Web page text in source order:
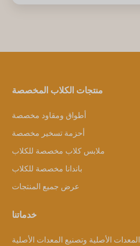
منتجات الكلاب المخصصة
أطواق ومقاود مخصصة
أحزمة تسخير مخصصة
ملابس كلاب مخصصة للكلاب
باندانا مخصصة للكلاب
عرض جميع المنتجات
خدماتنا
الأصلية وتصنيع المعدات الأصلية